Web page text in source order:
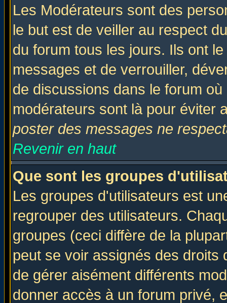
Les Modérateurs sont des
le but est de veiller au respect
du forum tous les jours. Ils ont
messages et de verrouiller,
de discussions dans le forum
modérateurs sont là pour éviter
poster des messages ne
Revenir en haut
Que sont les groupes
Les groupes d'utilisateurs est
regrouper des utilisateurs.
groupes (ceci diffère de la
peut se voir assignés des
de gérer aisément différents
donner accès à un forum privé,